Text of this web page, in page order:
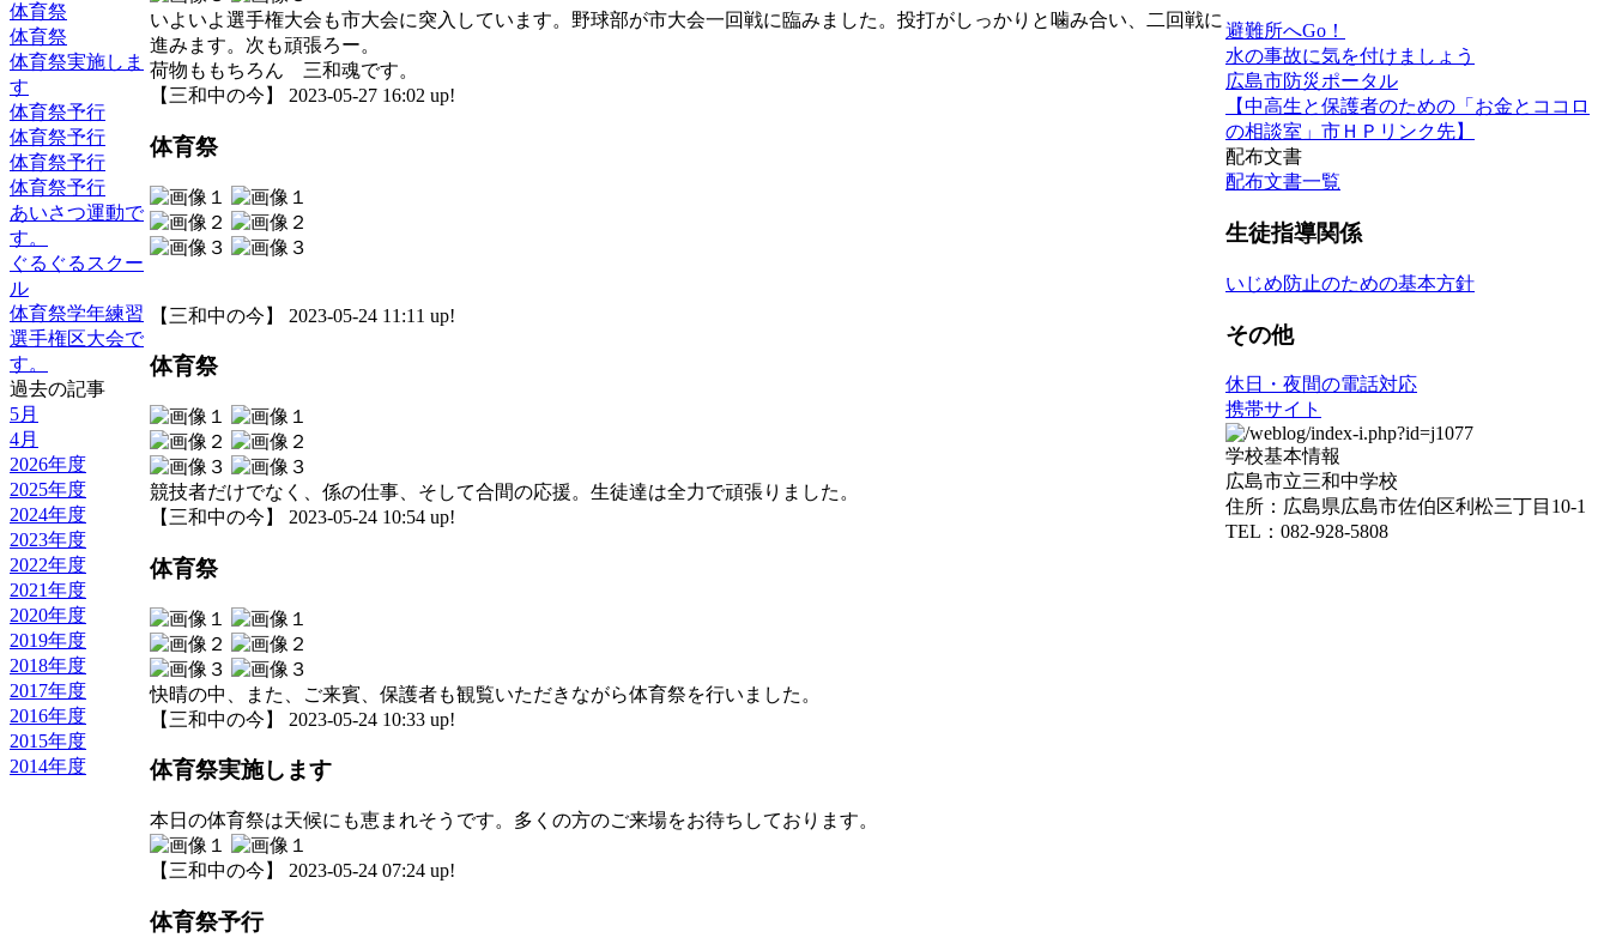
体育祭
体育祭
体育祭実施しま
す
体育祭予行
体育祭予行
体育祭予行
体育祭予行
あいさつ運動で
す。
ぐるぐるスクー
ル
体育祭学年練習
選手権区大会で
す。
過去の記事
5月
4月
2026年度
2025年度
2024年度
2023年度
2022年度
2021年度
2020年度
2019年度
2018年度
2017年度
2016年度
2015年度
2014年度
いよいよ選手権大会も市大会に突入しています。野球部が市大会一回戦に臨みました。投打がしっかりと噛み合い、二回戦に
進みます。次も頑張ろー。
荷物ももちろん 三和魂です。
【三和中の今】 2023-05-27 16:02 up!
体育祭
【三和中の今】 2023-05-24 11:11 up!
体育祭
競技者だけでなく、係の仕事、そして合間の応援。生徒達は全力で頑張りました。
【三和中の今】 2023-05-24 10:54 up!
体育祭
快晴の中、また、ご来賓、保護者も観覧いただきながら体育祭を行いました。
【三和中の今】 2023-05-24 10:33 up!
体育祭実施します
本日の体育祭は天候にも恵まれそうです。多くの方のご来場をお待ちしております。
【三和中の今】 2023-05-24 07:24 up!
体育祭予行
避難所へGo！
水の事故に気を付けましょう
広島市防災ポータル
【中高生と保護者のための「お金とココロ
の相談室」市ＨＰリンク先】
配布文書
配布文書一覧
生徒指導関係
いじめ防止のための基本方針
その他
休日・夜間の電話対応
携帯サイト
学校基本情報
広島市立三和中学校
住所：広島県広島市佐伯区利松三丁目10-1
TEL：082-928-5808